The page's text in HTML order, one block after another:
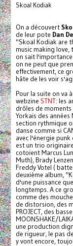
Skoal Kodiak
On a découvert
de leur pote Dan
"Skoal Kodiak are
music making love,
on sait
on ne peut que
effectivement, ce
hâte de les voir
Pour la suite on va
webzine STNT: les
drôles de
Yorkais des années
section rythmique
danse comme si
avec l'énergie punk
est un trio
cotoient Marcus
Muth), Brady
Freddy Votel (
deuxième album,
d'une puissance
longtemps. A ce
comme des
de distorsion, des
PROJECT, des
MOONSHAKE/
une production
de rigueur, le pas
y vont encore,